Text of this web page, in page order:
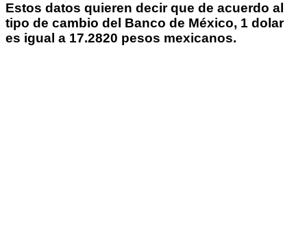
Estos datos quieren decir que de acuerdo al
tipo de cambio del Banco de México, 1 dolar
es igual a 17.2820 pesos mexicanos.